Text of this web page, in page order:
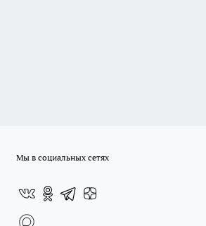
Мы в социальных сетях